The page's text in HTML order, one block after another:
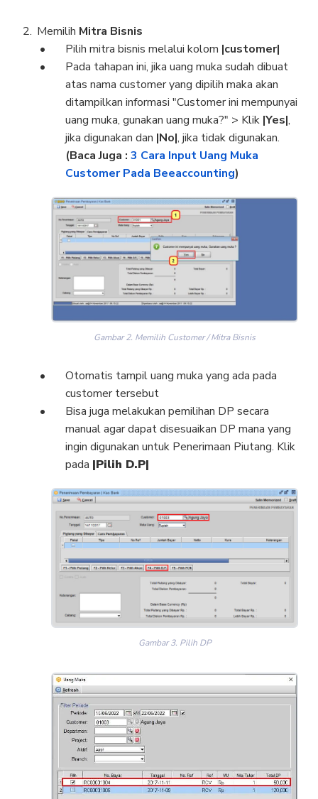
Memilih Mitra Bisnis
Pilih mitra bisnis melalui kolom |customer|
Pada tahapan ini, jika uang muka sudah dibuat
atas nama customer yang dipilih maka akan
ditampilkan informasi "Customer ini mempunyai
uang muka, gunakan uang muka?" > Klik |Yes|,
jika digunakan dan |No|, jika tidak digunakan.
(Baca Juga : 3 Cara Input Uang Muka
Customer Pada Beeaccounting)
Gambar 2. Memilih Customer / Mitra Bisnis
Otomatis tampil uang muka yang ada pada
customer tersebut
Bisa juga melakukan pemilihan DP secara
manual agar dapat disesuaikan DP mana yang
ingin digunakan untuk Penerimaan Piutang. Klik
pada |Pilih D.P|
Gambar 3. Pilih DP